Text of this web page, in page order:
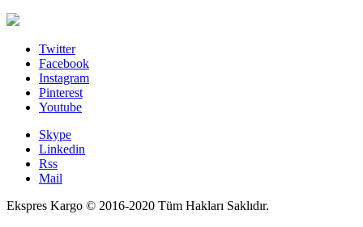
Twitter
Facebook
Instagram
Pinterest
Youtube
Skype
Linkedin
Rss
Mail
Ekspres Kargo © 2016-2020 Tüm Hakları Saklıdır.